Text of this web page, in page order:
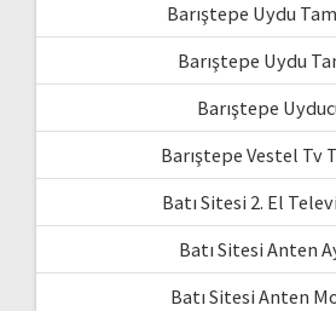
Barıştepe Uydu
Barıştepe Uydu
Barıştepe
Barıştepe Vestel Tv
Batı Sitesi 2. El
Batı Sitesi Anten
Batı Sitesi Anten